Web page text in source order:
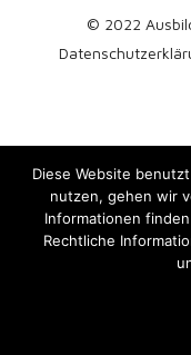
© 2022
Diese Website
nutzen, gehen wir
Informationen
Rechtliche